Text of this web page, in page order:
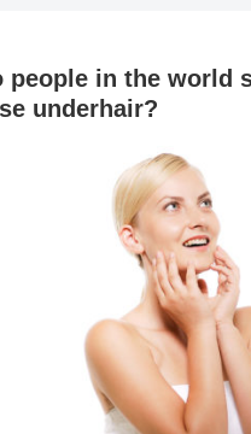
people in the world
underhair?